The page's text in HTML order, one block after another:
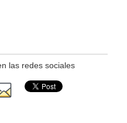
las redes sociales